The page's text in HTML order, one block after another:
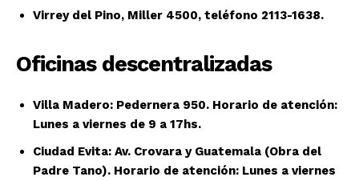
Virrey del Pino, Miller 4500, teléfono 2113-1638.
Oficinas descentralizadas
Villa Madero: Pedernera 950. Horario de atención:
Lunes a viernes de 9 a 17hs.
Ciudad Evita: Av. Crovara y Guatemala (Obra del
Padre Tano). Horario de atención: Lunes a viernes